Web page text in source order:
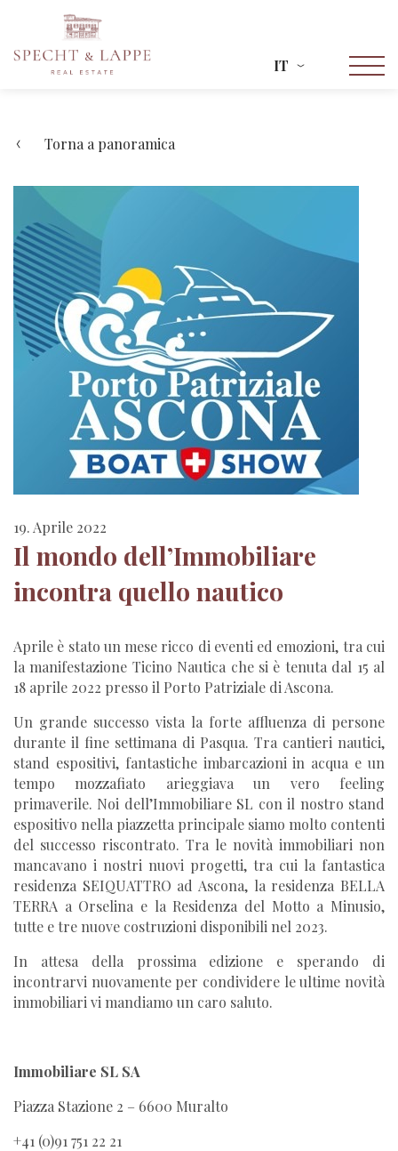
IT
Torna a panoramica
19. Aprile 2022
Il mondo dell’Immobiliare
incontra quello nautico
Aprile è stato un mese ricco di eventi ed emozioni, tra cui
la manifestazione Ticino Nautica che si è tenuta dal 15 al
18 aprile 2022 presso il Porto Patriziale di Ascona.
Un grande successo vista la forte affluenza di persone
durante il fine settimana di Pasqua. Tra cantieri nautici,
stand espositivi, fantastiche imbarcazioni in acqua e un
tempo mozzafiato arieggiava un vero feeling
primaverile. Noi dell’Immobiliare SL con il nostro stand
espositivo nella piazzetta principale siamo molto contenti
del successo riscontrato. Tra le novità immobiliari non
mancavano i nostri nuovi progetti, tra cui la fantastica
residenza SEIQUATTRO ad Ascona, la residenza BELLA
TERRA a Orselina e la Residenza del Motto a Minusio,
tutte e tre nuove costruzioni disponibili nel 2023.
In attesa della prossima edizione e sperando di
incontrarvi nuovamente per condividere le ultime novità
immobiliari vi mandiamo un caro saluto.
Immobiliare SL SA
Piazza Stazione 2 – 6600 Muralto
+41 (0)91 751 22 21